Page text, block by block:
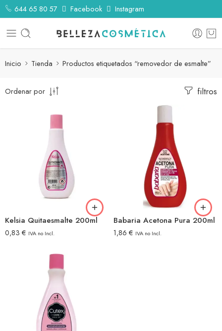
644 65 80 57 Facebook Instagram
Inicio Tienda Productos etiquetados “removedor de esmalte”
filtros
Ordenar por
Kelsia Quitaesmalte 200ml
0,83 € IVA no Incl.
Babaria Acetona Pura 200ml
1,86 € IVA no Incl.